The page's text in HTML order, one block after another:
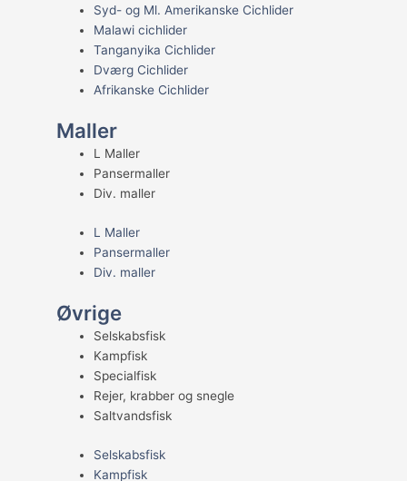
Syd- og Ml. Amerikanske Cichlider
Malawi cichlider
Tanganyika Cichlider
Dværg Cichlider
Afrikanske Cichlider
Maller
L Maller
Pansermaller
Div. maller
L Maller
Pansermaller
Div. maller
Øvrige
Selskabsfisk
Kampfisk
Specialfisk
Rejer, krabber og snegle
Saltvandsfisk
Selskabsfisk
Kampfisk